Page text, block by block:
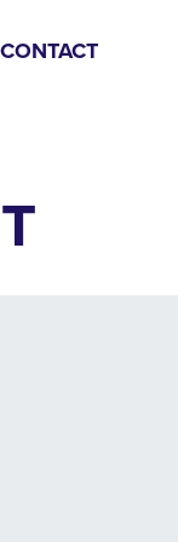
CONTACT